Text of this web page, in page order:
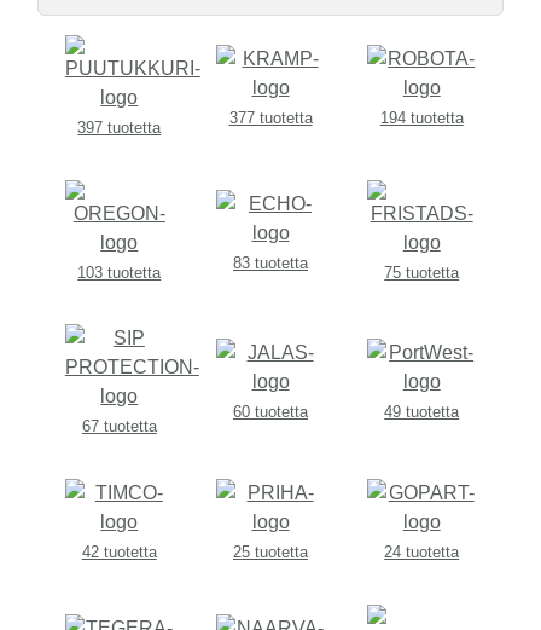
397 tuotetta
377 tuotetta 194 tuotetta
103 tuotetta
83 tuotetta
75 tuotetta
67 tuotetta
60 tuotetta 49 tuotetta
42 tuotetta 25 tuotetta 24 tuotetta